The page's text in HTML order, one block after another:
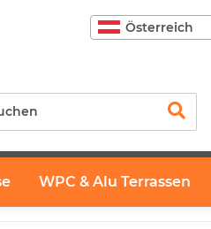
Österreich
WPC & Alu Terrassen